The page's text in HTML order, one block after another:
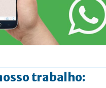
trabalho: